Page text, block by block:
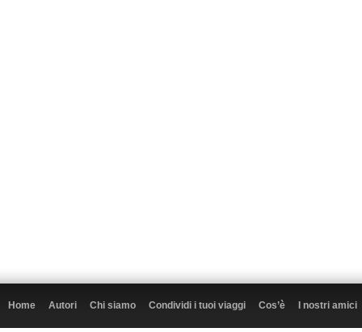
Home Autori Chi siamo Condividi i tuoi viaggi Cos’è I nostri amici